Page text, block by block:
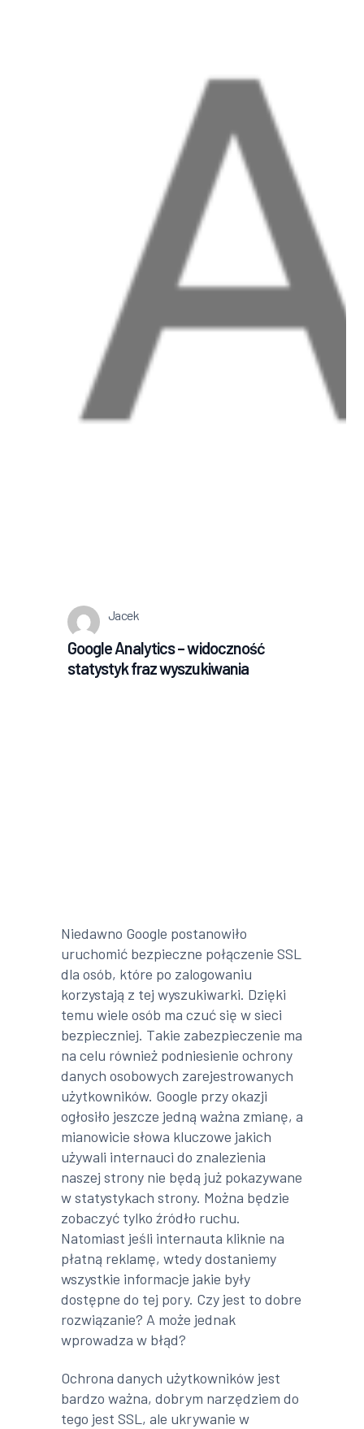
Jacek
Google Analytics – widoczność
statystyk fraz wyszukiwania
Niedawno Google postanowiło
uruchomić bezpieczne połączenie SSL
dla osób, które po zalogowaniu
korzystają z tej wyszukiwarki. Dzięki
temu wiele osób ma czuć się w sieci
bezpieczniej. Takie zabezpieczenie ma
na celu również podniesienie ochrony
danych osobowych zarejestrowanych
użytkowników. Google przy okazji
ogłosiło jeszcze jedną ważna zmianę, a
mianowicie słowa kluczowe jakich
używali internauci do znalezienia
naszej strony nie będą już pokazywane
w statystykach strony. Można będzie
zobaczyć tylko źródło ruchu.
Natomiast jeśli internauta kliknie na
płatną reklamę, wtedy dostaniemy
wszystkie informacje jakie były
dostępne do tej pory. Czy jest to dobre
rozwiązanie? A może jednak
wprowadza w błąd?
Ochrona danych użytkowników jest
bardzo ważna, dobrym narzędziem do
tego jest SSL, ale ukrywanie w